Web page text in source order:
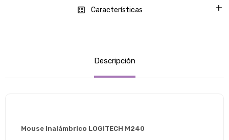
Características
Descripción
Mouse Inalámbrico LOGITECH M240